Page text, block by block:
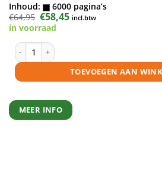
Inhoud:
6000 pagina’s
€64,95 Oorspronkelijke
prijs
was:
€58,45Huidige
prijs
incl.btw
in voorraad
HP 508A (CF360A) toner zwart huismerk
TOEVOEGEN AAN
MEER INFO